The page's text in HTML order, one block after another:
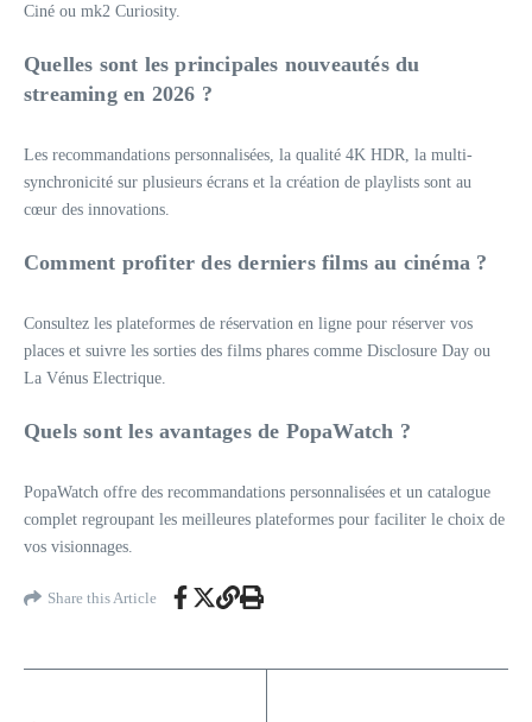
Ciné ou mk2 Curiosity.
Quelles sont les principales nouveautés du
streaming en 2026 ?
Les recommandations personnalisées, la qualité 4K HDR, la multi-
synchronicité sur plusieurs écrans et la création de playlists sont au
cœur des innovations.
Comment profiter des derniers films au cinéma ?
Consultez les plateformes de réservation en ligne pour réserver vos
places et suivre les sorties des films phares comme Disclosure Day ou
La Vénus Electrique.
Quels sont les avantages de PopaWatch ?
PopaWatch offre des recommandations personnalisées et un catalogue
complet regroupant les meilleures plateformes pour faciliter le choix de
vos visionnages.
Share this Article